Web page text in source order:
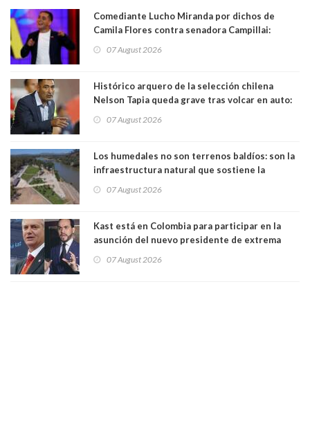
Comediante Lucho Miranda por dichos de
Camila Flores contra senadora Campillai:
forma de quitar dignidad"
07 August 2026
Histórico arquero de la selección chilena
Nelson Tapia queda grave tras volcar en auto:
07 August 2026
Los humedales no son terrenos baldíos: son la
infraestructura natural que sostiene la
07 August 2026
Kast está en Colombia para participar en la
asunción del nuevo presidente de extrema
07 August 2026